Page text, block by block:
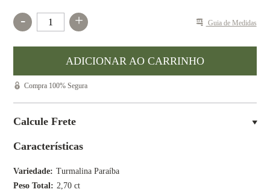
Características
Variedade
Turmalina Paraíba
Peso Total
2,70 ct
- + Guia de Medidas
Compra 100% Segura
Calcule Frete